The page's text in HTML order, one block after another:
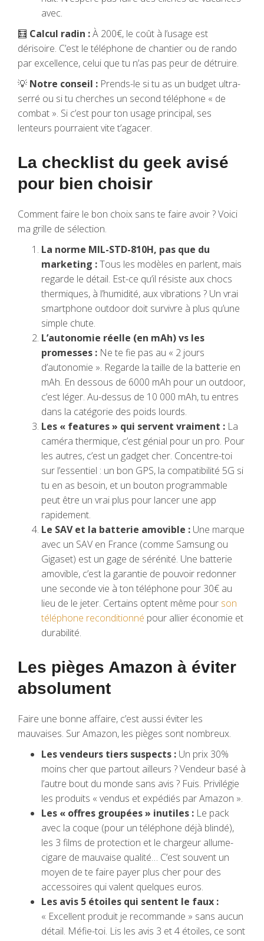
avec.
🧮 Calcul radin :À 200€, le coût à l’usage est
dérisoire. C’est le téléphone de chantier ou de rando
par excellence, celui que tu n’as pas peur de détruire.
💡 Notre conseil : Prends-le si tu as un budget ultra-
serré ou si tu cherches un second téléphone « de
combat ». Si c’est pour ton usage principal, ses
lenteurs pourraient vite t’agacer.
La checklist du geek avisé
pour bien choisir
Comment faire le bon choix sans te faire avoir ? Voici
ma grille de sélection.
La norme MIL-STD-810H, pas que du
marketing :Tous les modèles en parlent, mais
regarde le détail. Est-ce qu’il résiste aux chocs
thermiques, à l’humidité, aux vibrations ? Un vrai
smartphone outdoor doit survivre à plus qu’une
simple chute.
L’autonomie réelle (en mAh) vs les
promesses : Ne te fie pas au « 2 jours
d’autonomie ». Regarde la taille de la batterie en
mAh. En dessous de 6000 mAh pour un outdoor,
c’est léger. Au-dessus de 10 000 mAh, tu entres
dans la catégorie des poids lourds.
Les « features » qui servent vraiment : La
caméra thermique, c’est génial pour un pro. Pour
les autres, c’est un gadget cher. Concentre-toi
sur l’essentiel : un bon GPS, la compatibilité 5G si
tu en as besoin, et un bouton programmable
peut être un vrai plus pour lancer une app
rapidement.
Le SAV et la batterie amovible : Une marque
avec un SAV en France (comme Samsung ou
Gigaset) est un gage de sérénité. Une batterie
amovible, c’est la garantie de pouvoir redonner
une seconde vie à ton téléphone pour 30€ au
lieu de le jeter. Certains optent même pour son
téléphone reconditionné pour allier économie et
durabilité.
Les pièges Amazon à éviter
absolument
Faire une bonne affaire, c’est aussi éviter les
mauvaises. Sur Amazon, les pièges sont nombreux.
Les vendeurs tiers suspects : Un prix 30%
moins cher que partout ailleurs ? Vendeur basé à
l’autre bout du monde sans avis ? Fuis. Privilégie
les produits « vendus et expédiés par Amazon ».
Les « offres groupées » inutiles : Le pack
avec la coque (pour un téléphone déjà blindé),
les 3 films de protection et le chargeur allume-
cigare de mauvaise qualité… C’est souvent un
moyen de te faire payer plus cher pour des
accessoires qui valent quelques euros.
Les avis 5 étoiles qui sentent le faux :
« Excellent produit je recommande » sans aucun
détail. Méfie-toi. Lis les avis 3 et 4 étoiles, ce sont